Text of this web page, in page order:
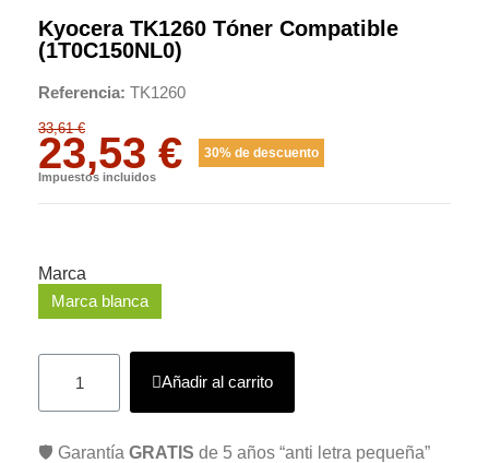
Kyocera TK1260 Tóner Compatible
(1T0C150NL0)
Referencia TK1260
33,61 €
23,53 € 30% de descuento
Impuestos incluidos
Marca
Marca blanca
Añadir al carrito
🛡️ Garantía GRATIS de 5 años “anti letra pequeña”